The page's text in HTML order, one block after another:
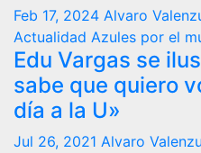
Feb 17, 2024 Alvaro
Actualidad Azules por el
Edu Vargas se
sabe que quiero
día a la U»
Jul 26, 2021 Alvaro